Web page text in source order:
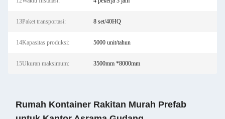
13Paket transportasi: 8 set/40HQ
14Kapasitas produksi: 5000 unit/tahun
15Ukuran maksimum: 3500mm *8000mm
Rumah Kontainer Rakitan Murah Prefab